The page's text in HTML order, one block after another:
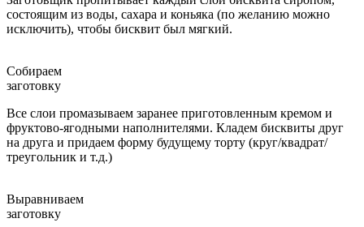
состоящим из воды, сахара и коньяка (по желанию можно
исключить), чтобы бисквит был мягкий.
Собираем
заготовку
Все слои промазываем заранее приготовленным кремом и
фруктово-ягодными наполнителями. Кладем бисквиты друг
на друга и придаем форму будущему торту (круг/квадрат/
треугольник и т.д.)
Выравниваем
заготовку